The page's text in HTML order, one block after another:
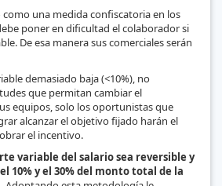
una medida confiscatoria en los
poner en dificultad el colaborador si
De esa manera sus comerciales serán
demasiado baja (<10%), no
que permitan cambiar el
equipos, solo los oportunistas que
alcanzar el objetivo fijado harán el
el incentivo.
variable del salario sea reversible y
10% y el 30% del monto total de la